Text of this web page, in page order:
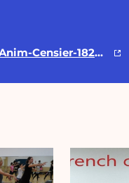
/pg/Actisce-Centre-Paris-Anim-Censier-182530205117234/posts/